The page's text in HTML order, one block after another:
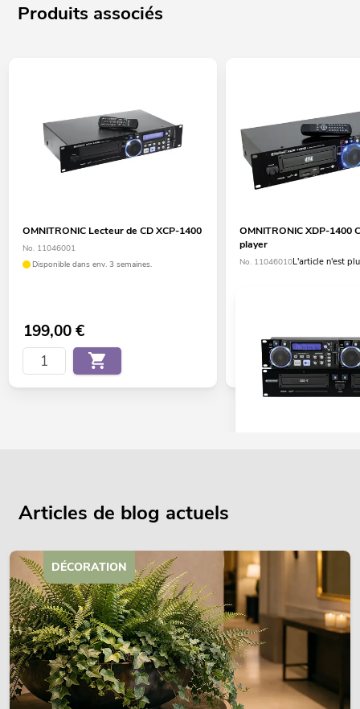
Produits associés
OMNITRONIC Lecteur de CD XCP-1400
No. 11046001
Disponible dans env. 3 semaines.
199,00€
OMNITRONIC XDP-1400
player
No. 11046010L'article n'est
315,00€
Articles de blog actuels
DÉCORATION